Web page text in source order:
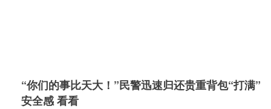
“你们的事比天大！”民警迅速归还贵重背包“打满”
安全感 看看